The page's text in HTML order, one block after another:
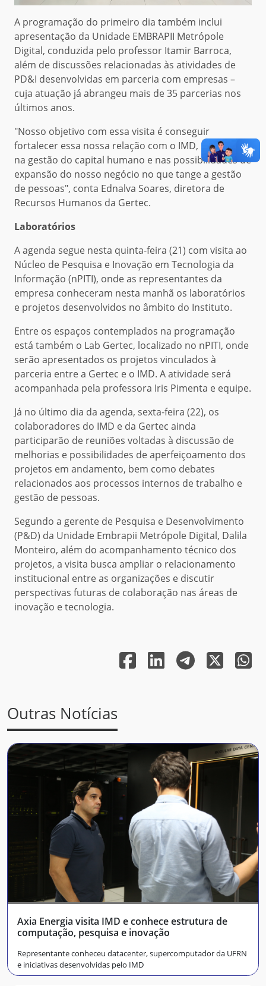
A programação do primeiro dia também inclui
apresentação da Unidade EMBRAPII Metrópole
Digital, conduzida pelo professor Itamir Barroca,
além de discussões relacionadas às atividades de
PD&I desenvolvidas em parceria com empresas –
cuja atuação já abrangeu mais de 35 parcerias nos
últimos anos.
"Nosso objetivo com essa visita é conseguir
fortalecer essa nossa relação com o IMD, pensando
na gestão do capital humano e nas possibilidades de
expansão do nosso negócio no que tange a gestão
de pessoas", conta Ednalva Soares, diretora de
Recursos Humanos da Gertec.
Laboratórios
A agenda segue nesta quinta-feira (21) com visita ao
Núcleo de Pesquisa e Inovação em Tecnologia da
Informação (nPITI), onde as representantes da
empresa conheceram nesta manhã os laboratórios
e projetos desenvolvidos no âmbito do Instituto.
Entre os espaços contemplados na programação
está também o Lab Gertec, localizado no nPITI, onde
serão apresentados os projetos vinculados à
parceria entre a Gertec e o IMD. A atividade será
acompanhada pela professora Iris Pimenta e equipe.
Já no último dia da agenda, sexta-feira (22), os
colaboradores do IMD e da Gertec ainda
participarão de reuniões voltadas à discussão de
melhorias e possibilidades de aperfeiçoamento dos
projetos em andamento, bem como debates
relacionados aos processos internos de trabalho e
gestão de pessoas.
Segundo a gerente de Pesquisa e Desenvolvimento
(P&D) da Unidade Embrapii Metrópole Digital, Dalila
Monteiro, além do acompanhamento técnico dos
projetos, a visita busca ampliar o relacionamento
institucional entre as organizações e discutir
perspectivas futuras de colaboração nas áreas de
inovação e tecnologia.
Outras Notícias
Axia Energia visita IMD e conhece estrutura de
computação, pesquisa e inovação
Representante conheceu datacenter, supercomputador da UFRN
e iniciativas desenvolvidas pelo IMD